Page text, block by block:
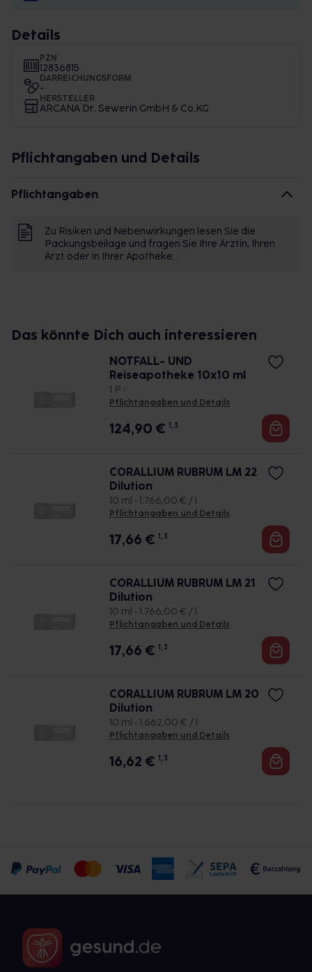
Details
PZN
12836815
DARREICHUNGSFORM
-
HERSTELLER
ARCANA Dr. Sewerin GmbH & Co.KG
Pflichtangaben und Details
Pflichtangaben
Zu Risiken und Nebenwirkungen lesen Sie die
Packungsbeilage und fragen Sie Ihre Ärztin, Ihren
Arzt oder in Ihrer Apotheke.
Das könnte Dich auch interessieren
NOTFALL- UND
Reiseapotheke 10x10 ml
1 P •
Pflichtangaben und Details
124,90 € 1, 3
CORALLIUM RUBRUM LM 22
Dilution
10 ml • 1.766,00 € / l
Pflichtangaben und Details
17,66 € 1, 3
CORALLIUM RUBRUM LM 21
Dilution
10 ml • 1.766,00 € / l
Pflichtangaben und Details
17,66 € 1, 3
CORALLIUM RUBRUM LM 20
Dilution
10 ml • 1.662,00 € / l
Pflichtangaben und Details
16,62 € 1, 3